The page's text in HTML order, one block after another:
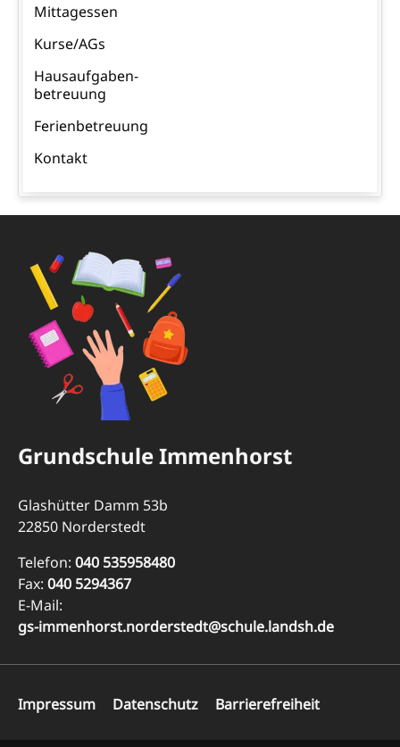
Mittagessen
Kurse/AGs
Hausaufgaben-
betreuung
Ferienbetreuung
Kontakt
Grundschule Immenhorst
Glashütter Damm 53b
22850 Norderstedt
Telefon: 040 535958480
Fax: 040 5294367
E-Mail:
gs-immenhorst.norderstedt@schule.landsh.de
überspringen
Impressum Datenschutz Barrierefreiheit